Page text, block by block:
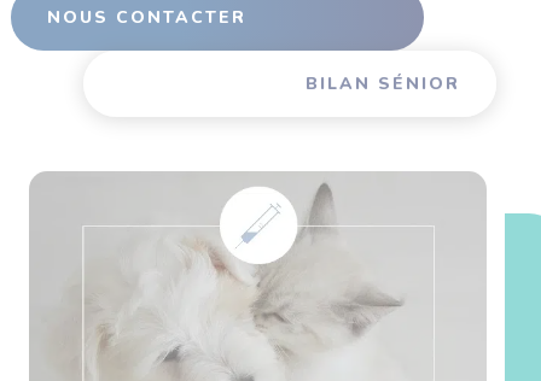
NOUS CONTACTER
BILAN SÉNIOR